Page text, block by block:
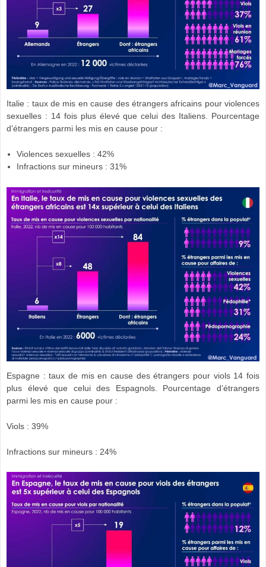
Italie : taux de mis en cause des étrangers africains pour violences
sexuelles : 14 fois plus élevé que celui des Italiens. Pourcentage
d’étrangers parmi les mis en cause pour :
Violences sexuelles : 42%
Infractions sur mineurs : 31%
Espagne : taux de mis en cause des étrangers pour viols 14 fois
plus élevé que celui des Espagnols. Pourcentage d’étrangers
parmi les mis en cause pour :
Viols : 39%
Infractions sur mineurs : 24%